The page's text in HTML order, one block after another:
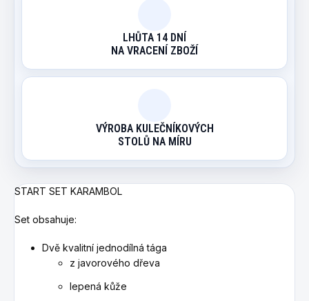
LHŮTA 14 DNÍ
NA VRACENÍ ZBOŽÍ
VÝROBA KULEČNÍKOVÝCH
STOLŮ NA MÍRU
START SET KARAMBOL
Set obsahuje:
Dvě kvalitní jednodílná tága
z javorového dřeva
lepená kůže